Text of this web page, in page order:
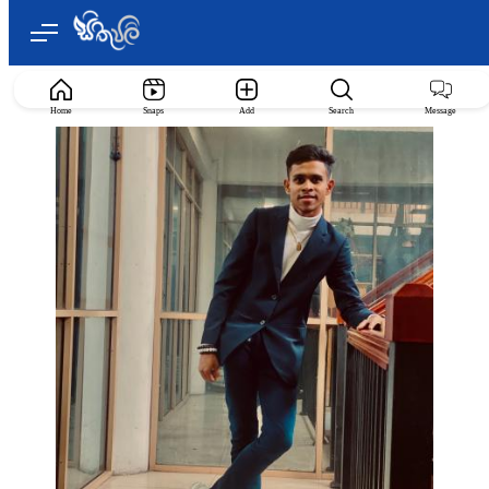
Home Snaps Add Search Message